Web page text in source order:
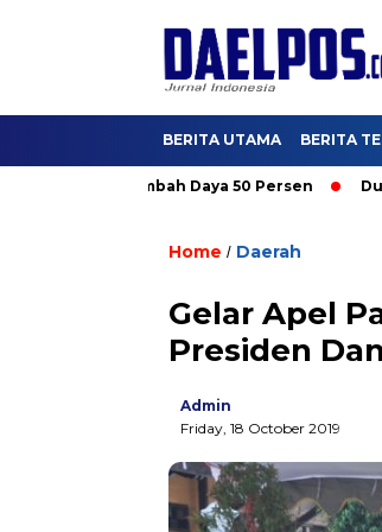
BERITA UTAMA BERITA
Tambah Daya 50 Persen Dua
Home / Daerah
Gelar Apel
Presiden
Admin
Friday, 18 October 2019